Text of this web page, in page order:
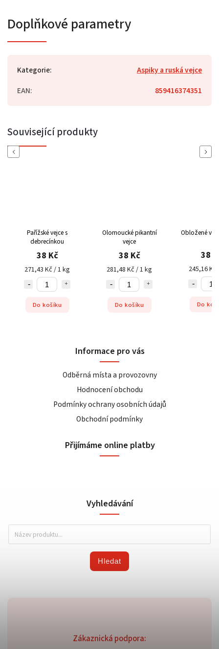
Doplňkové parametry
Kategorie:
Aspiky a ruská vejce
EAN: 859416374351
Související produkty
Previous
Pařížské vejce s
debrecínkou
38 Kč
271,43 Kč / 1 kg
Do košíku
Olomoucké pikantní
vejce
38 Kč
281,48 Kč / 1 kg
Do košíku
Obložené
38
245,16
Do
Next
Zákaznická podpora:
Informace pro vás
Odběrná místa a provozovny
Hodnocení obchodu
Podmínky ochrany osobních údajů
Obchodní podmínky
Přijímáme online platby
Vyhledávání
Hledat